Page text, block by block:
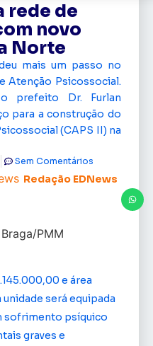
rede de
novo
Norte
mais um passo no
Atenção Psicossocial.
prefeito Dr. Furlan
para a construção do
(CAPS II) na
Redação EDNews
Sem Comentários
e área
será equipada
sofrimento psíquico
graves e